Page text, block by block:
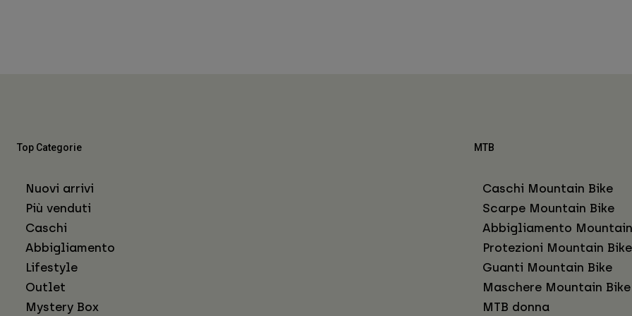
Top Categorie
Nuovi arrivi
Più venduti
Caschi
Abbigliamento
Lifestyle
Outlet
Mystery Box
MTB
Caschi Mountain Bike
Scarpe Mountain Bike
Abbigliamento
Protezioni Mountain Bike
Guanti Mountain Bike
Maschere Mountain Bike
MTB donna